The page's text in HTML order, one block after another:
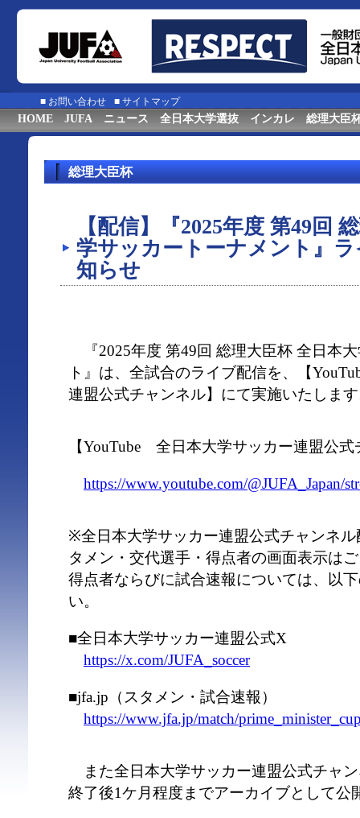
■ お問い合わせ ■ サイトマップ
HOME JUFA ニュース 全日本大学選抜 インカレ 総理大臣
総理大臣杯
【配信】『2025年度 第49回
学サッカートーナメント』
知らせ
『2025年度 第49回 総理大臣杯 全日本
ト』は、全試合のライブ配信を、【
連盟公式チャンネル】にて実施いたしま
【YouTube 全日本大学サッカー連盟公式
https://www.youtube.com/@JUFA_Japan/
※全日本大学サッカー連盟公式チャンネ
タメン・交代選手・得点者の画面表示は
得点者ならびに試合速報については、以
い。
■全日本大学サッカー連盟公式X
https://x.com/JUFA_soccer
■jfa.jp（スタメン・試合速報）
https://www.jfa.jp/match/
また全日本大学サッカー連盟公式チャ
終了後1ケ月程度までアーカイブとして公